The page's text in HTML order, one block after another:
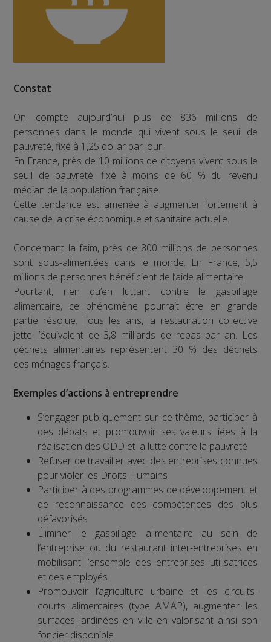
Constat
On compte aujourd’hui plus de 836 millions de
personnes dans le monde qui vivent sous le seuil de
pauvreté, fixé à 1,25 dollar par jour.
En France, près de 10 millions de citoyens vivent sous le
seuil de pauvreté, fixé à moins de 60 % du revenu
médian de la population française.
Cette tendance est amenée à augmenter fortement à
cause de la crise économique et sanitaire actuelle.
Concernant la faim, près de 800 millions de personnes
sont sous-alimentées dans le monde. En France, 5,5
millions de personnes bénéficient de l’aide alimentaire.
Pourtant, rien qu’en luttant contre le gaspillage
alimentaire, ce phénomène pourrait être en grande
partie résolue. Tous les ans, la restauration collective
jette l’équivalent de 3,8 milliards de repas par an. Les
déchets alimentaires représentent 30 % des déchets
des ménages français.
Exemples d’actions à entreprendre
S’engager publiquement sur ce thème, participer à
des débats et promouvoir ses valeurs liées à la
réalisation des ODD et la lutte contre la pauvreté
Refuser de travailler avec des entreprises connues
pour violer les Droits Humains
Participer à des programmes de développement et
de reconnaissance des compétences des plus
défavorisés
Éliminer le gaspillage alimentaire au sein de
l’entreprise ou du restaurant inter-entreprises en
mobilisant l’ensemble des entreprises utilisatrices
et des employés
Promouvoir l’agriculture urbaine et les circuits-
courts alimentaires (type AMAP), augmenter les
surfaces jardinées en ville en valorisant ainsi son
foncier disponible